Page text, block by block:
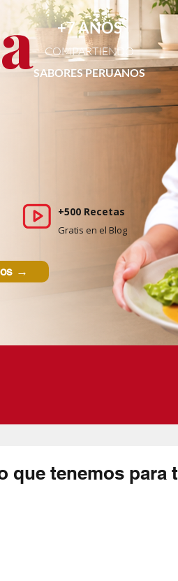
+500 Recetas
Gratis en el Blog
→
+7 AÑOS
COMPARTIENDO
SABORES PERUANOS
que tenemos para